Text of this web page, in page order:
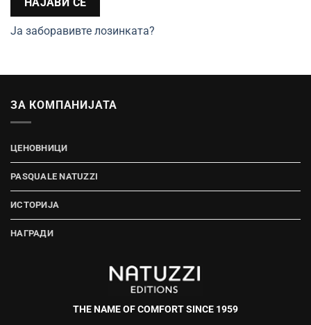
НАЈАВИ СЕ
Ја заборавивте лозинката?
ЗА КОМПАНИЈАТА
ЦЕНОВНИЦИ
PASQUALE NATUZZI
ИСТОРИЈА
НАГРАДИ
THE NAME OF COMFORT SINCE 1959